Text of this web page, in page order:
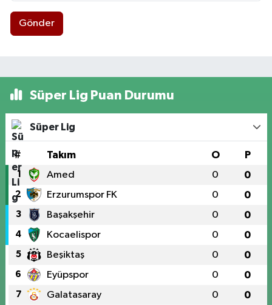
Gönder
Süper Lig Puan Durumu
Süper Lig
# Takım O P
1 Amed 0 0
2 Erzurumspor FK 0 0
3 Başakşehir 0 0
4 Kocaelispor 0 0
5 Beşiktaş 0 0
6 Eyüpspor 0 0
7 Galatasaray 0 0